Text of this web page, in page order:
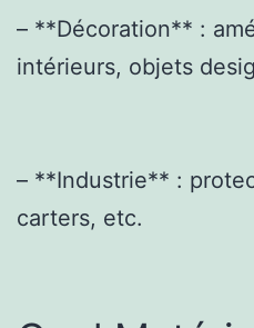
– **Décoration** :
intérieurs, objets
– **Industrie** :
carters, etc.